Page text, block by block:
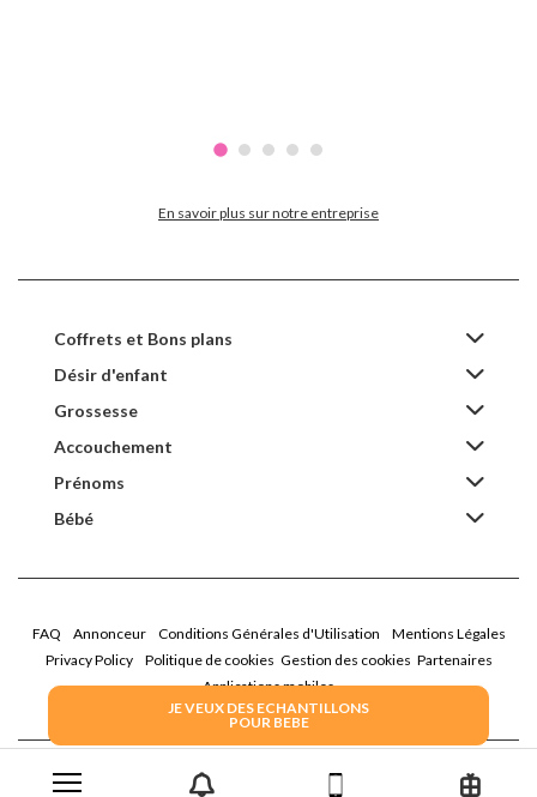
JE VEUX DES ECHANTILLONS
POUR BEBE
En savoir plus sur notre entreprise
Coffrets et Bons plans
Désir d'enfant
Grossesse
Accouchement
Prénoms
Bébé
FAQ Annonceur Conditions Générales d'Utilisation
Mentions Légales
Privacy Policy
Politique de cookies Gestion des cookies Partenaires
Applications mobiles
2026 Family Service - La Boîte Rose